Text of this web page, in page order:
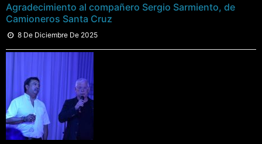
Agradecimiento al compañero Sergio Sarmiento, de
Camioneros Santa Cruz
8 De Diciembre De 2025